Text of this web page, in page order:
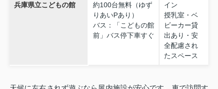
兵庫県立こどもの館
約100台無料（ゆず
りあいPあり）
バス：「こどもの館
前」バス停下車すぐ
イン
授乳室・ベ
ビーカー貸
出あり・安
全配慮され
たスペース